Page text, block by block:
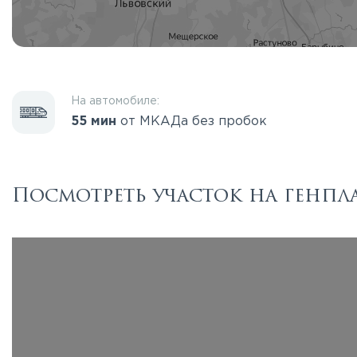
На автомобиле:
55 мин от МКАДа без пробок
Посмотреть участок на